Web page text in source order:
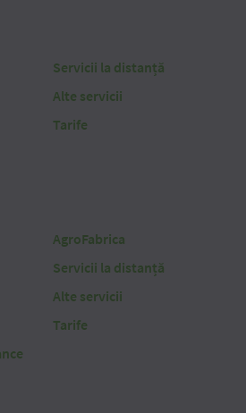
Servicii la distanță
Alte servicii
Tarife
AgroFabrica
Servicii la distanță
Alte servicii
Tarife